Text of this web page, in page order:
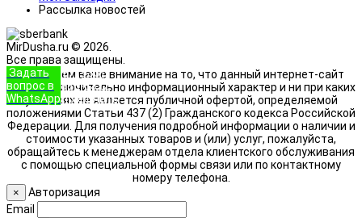
Рассылка новостей
MirDusha.ru © 2026.
Все права защищены.
Обращаем ваше внимание на то, что данный интернет-сайт
носит исключительно информационный характер и ни при каких
условиях не является публичной офертой, определяемой
положениями Статьи 437 (2) Гражданского кодекса Российской
Федерации. Для получения подробной информации о наличии и
стоимости указанных товаров и (или) услуг, пожалуйста,
обращайтесь к менеджерам отдела клиентского обслуживания
с помощью специальной формы связи или по контактному
номеру телефона.
Задать
вопрос в
WhatsApp
+7 (933)
888-8322
Позвонить
×
Авторизация
Email